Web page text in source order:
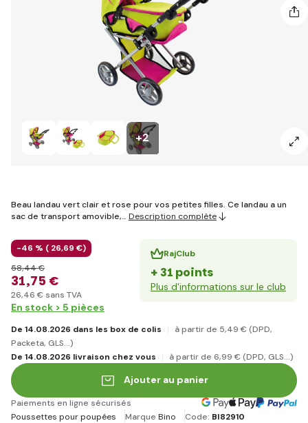
+2
Beau landau vert clair et rose pour vos petites filles. Ce landau a un
sac de transport amovible,… Description complète
-46 % ( 26,69 €)
31,75 €
58,44 €
26,46 € sans TVA
RajClub
+ 31 points
Plus d'informations sur le club
En stock > 5 pièces
De 14.08.2026 dans les box de colis à partir de 5,49 € (DPD,
Packeta, GLS...)
De 14.08.2026 livraison chez vous
à partir de 6,99 € (DPD, GLS...)
Ajouter au panier
Paiements en ligne sécurisés
Poussettes pour poupées
Marque Bino Code: BI82910